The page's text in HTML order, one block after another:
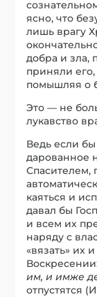
ясно, что
лишь врагу
добра и зла,
приняли
помышляя о
Это — не
лукавство
Ведь если
дарованное
Спасителем,
каяться и
давал бы
и всем их
наряду с
«вязать» их
им, и имже
отпустятся